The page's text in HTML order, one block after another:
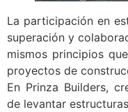
La participación en
superación y
mismos principios
proyectos de
En Prinza Builders,
de levantar